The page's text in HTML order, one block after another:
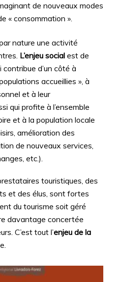
de nouveaux modes
« consommation ».
nature une activité
L’enjeu socialest de
d’un côté à
accueillies », à
et à leur
qui profite à l’ensemble
et à la population locale
amélioration des
de nouveaux services,
etc.).
touristiques, des
et des élus, sont fortes
du tourisme soit géré
davantage concertée
C’est tout l’enjeu de la